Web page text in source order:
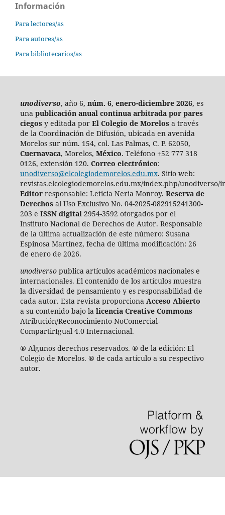
Información
Para lectores/as
Para autores/as
Para bibliotecarios/as
unodiverso, año 6, núm. 6, enero-diciembre 2026, es
unapublicación anual continua arbitrada por pares
ciegosy editada por El Colegio de Morelosa través
de la Coordinación de Difusión, ubicada en avenida
Morelos sur núm. 154, col. Las Palmas, C. P. 62050,
Cuernavaca, Morelos, México. Teléfono +52 777 318
0126, extensión 120. Correo electrónico:
unodiverso@elcolegiodemorelos.edu.mx. Sitio web:
revistas.elcolegiodemorelos.edu.mx/index.php/unodiverso/
Editor responsable: Leticia Neria Monroy. Reserva de
Derechosal Uso Exclusivo No. 04-2025-082915241300-
203 e ISSN digital2954-3592 otorgados por el
Instituto Nacional de Derechos de Autor. Responsable
de la última actualización de este número: Susana
Espinosa Martínez, fecha de última modificación: 26
de enero de 2026.
unodiversopublica artículos académicos nacionales e
internacionales. El contenido de los artículos muestra
la diversidad de pensamiento y es responsabilidad de
cada autor. Esta revista proporciona Acceso Abierto
a su contenido bajo la licencia Creative Commons
Atribución/Reconocimiento-NoComercial-
CompartirIgual 4.0 Internacional.
® Algunos derechos reservados. ® de la edición: El
Colegio de Morelos. ® de cada artículo a su respectivo
autor.